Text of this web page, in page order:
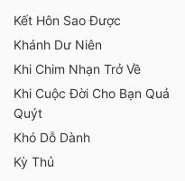
Kết Hôn Sao Được
Khánh Dư Niên
Khi Chim Nhạn Trở Về
Khi Cuộc Đời Cho Bạn Quả
Quýt
Khó Dỗ Dành
Kỳ Thủ